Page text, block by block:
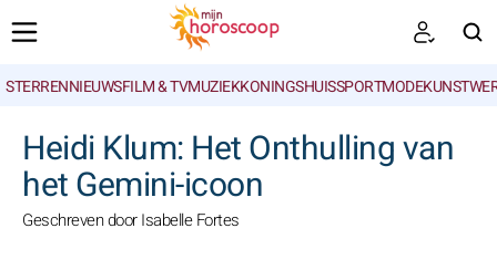
STERRENNIEUWSFILM & TVMUZIEKKONINGSHUISSPORTMODE
Heidi Klum: Het Onthulling van
het Gemini-icoon
Geschreven door Isabelle Fortes